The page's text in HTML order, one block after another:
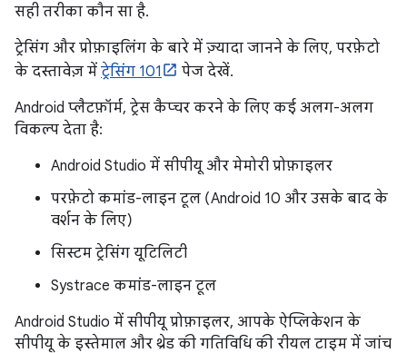
सही तरीका कौन सा है.
ट्रेसिंग और प्रोफ़ाइलिंग के बारे में ज़्यादा जानने के लिए, परफ़ेटो
के दस्तावेज़ में ट्रेसिंग 101
पेज देखें.
Android प्लैटफ़ॉर्म, ट्रेस कैप्चर करने के लिए कई अलग-अलग
विकल्प देता है:
Android Studio में सीपीयू और मेमोरी प्रोफ़ाइलर
परफ़ेटो कमांड-लाइन टूल (Android 10 और उसके बाद के
वर्शन के लिए)
सिस्टम ट्रेसिंग यूटिलिटी
Systrace कमांड-लाइन टूल
Android Studio में सीपीयू प्रोफ़ाइलर, आपके ऐप्लिकेशन के
सीपीयू के इस्तेमाल और थ्रेड की गतिविधि की रीयल टाइम में जांच